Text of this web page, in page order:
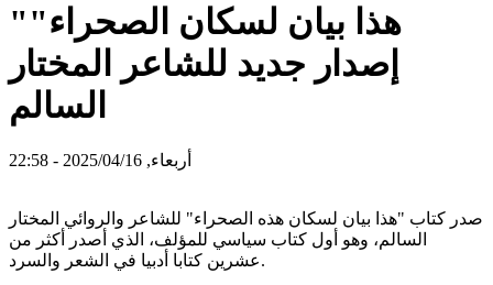
"هذا بيان لسكان الصحراء"
إصدار جديد للشاعر المختار
السالم
أربعاء, 2025/04/16 - 22:58
صدر كتاب "هذا بيان لسكان هذه الصحراء" للشاعر والروائي المختار
السالم، وهو أول كتاب سياسي للمؤلف، الذي أصدر أكثر من
عشرين كتابا أدبيا في الشعر والسرد.